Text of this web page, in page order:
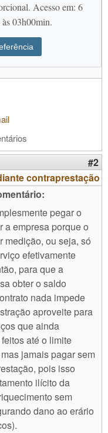
Acesso em: 6
03h00min.
#2
contraprestação
pegar o
a empresa porque o
medição, ou seja, só
efetivamente
para que a
obter o saldo
nada impede
aproveite para
que ainda
até o limite
jamais pagar sem
pois isso
ilícito da
sem
dano ao erário